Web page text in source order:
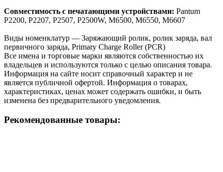
Совместимость с печатающими устройствами: Pantum
P2200, P2207, P2507, P2500W, M6500, M6550, M6607
Виды номенклатур — Заряжающий ролик, ролик заряда, вал
первичного заряда, Primary Charge Roller (PCR)
Все имена и торговые марки являются собственностью их
владельцев и используются только с целью описания товара.
Информация на сайте носит справочный характер и не
является публичной офертой. Информация о товарах,
характеристиках, ценах может содержать ошибки, и быть
изменена без предварительного уведомления.
Рекомендованные товары: